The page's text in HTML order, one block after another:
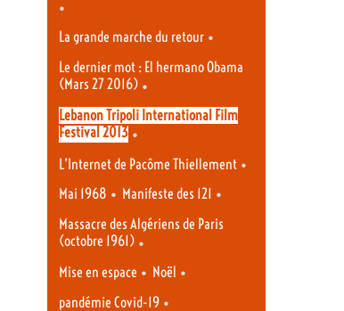
•
La grande marche du retour •
Le dernier mot : El hermano Obama
(Mars 27 2016) •
Lebanon Tripoli International Film
Festival 2013 •
L’Internet de Pacôme Thiellement •
Mai 1968 • Manifeste des 121 •
Massacre des Algériens de Paris
(octobre 1961) •
Mise en espace • Noël •
pandémie Covid-19 •